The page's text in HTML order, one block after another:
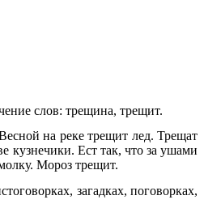
слов: трещина, трещит.
на реке трещит лед. Трещат
кузнечики. Ест так, что за ушами
Мороз трещит.
загадках, поговорках,